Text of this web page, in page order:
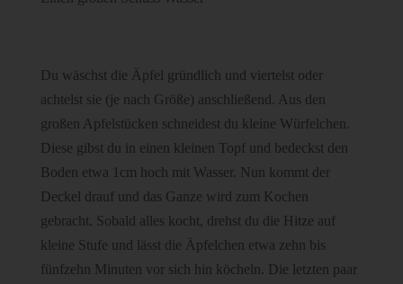
Du wäschst die Äpfel gründlich und viertelst oder
achtelst sie (je nach Größe) anschließend. Aus den
großen Apfelstücken schneidest du kleine Würfelchen.
Diese gibst du in einen kleinen Topf und bedeckst den
Boden etwa 1cm hoch mit Wasser. Nun kommt der
Deckel drauf und das Ganze wird zum Kochen
gebracht. Sobald alles kocht, drehst du die Hitze auf
kleine Stufe und lässt die Äpfelchen etwa zehn bis
fünfzehn Minuten vor sich hin köcheln. Die letzten paar